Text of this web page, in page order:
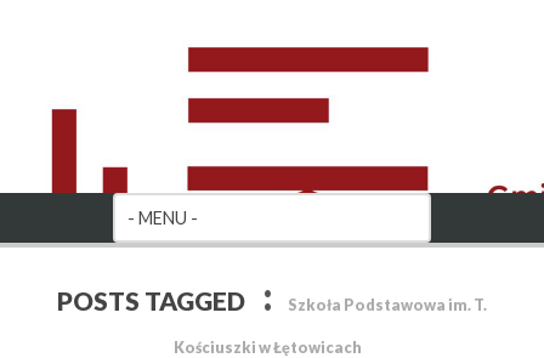
POSTS TAGGED : Szkoła Podstawowa im. T.
Kościuszki w Łętowicach